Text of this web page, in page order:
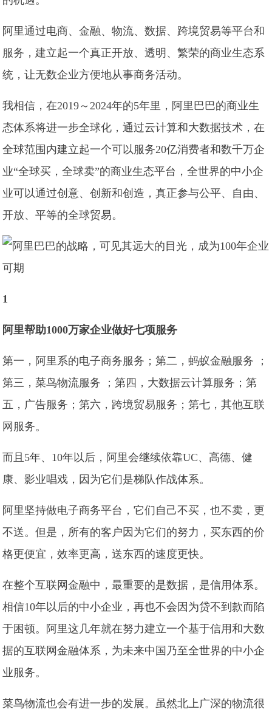
阿里通过电商、金融、物流、数据、跨境贸易等平台和
服务，建立起一个真正开放、透明、繁荣的商业生态系
统，让无数企业方便地从事商务活动。
我相信，在2019～2024年的5年里，阿里巴巴的商业生
态体系将进一步全球化，通过云计算和大数据技术，在
全球范围内建立起一个可以服务20亿消费者和数千万企
业“全球买，全球卖”的商业生态平台，全世界的中小企
业可以通过创意、创新和创造，真正参与公平、自由、
开放、平等的全球贸易。
1
阿里帮助1000万家企业做好七项服务
第一，阿里系的电子商务服务；第二，蚂蚁金融服务 ；
第三，菜鸟物流服务 ；第四，大数据云计算服务；第
五，广告服务；第六，跨境贸易服务；第七，其他互联
网服务。
而且5年、10年以后，阿里会继续依靠UC、高德、健
康、影业唱戏，因为它们是梯队作战体系。
阿里坚持做电子商务平台，它们自己不买，也不卖，更
不送。但是，所有的客户因为它们的努力，买东西的价
格更便宜，效率更高，送东西的速度更快。
在整个互联网金融中，最重要的是数据，是信用体系。
相信10年以后的中小企业，再也不会因为贷不到款而陷
于困顿。阿里这几年就在努力建立一个基于信用和大数
据的互联网金融体系，为未来中国乃至全世界的中小企
业服务。
菜鸟物流也会有进一步的发展。虽然北上广深的物流很